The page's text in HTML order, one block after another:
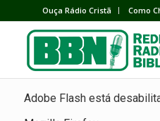
Ouça Rádio Cristã Como
Adobe Flash está